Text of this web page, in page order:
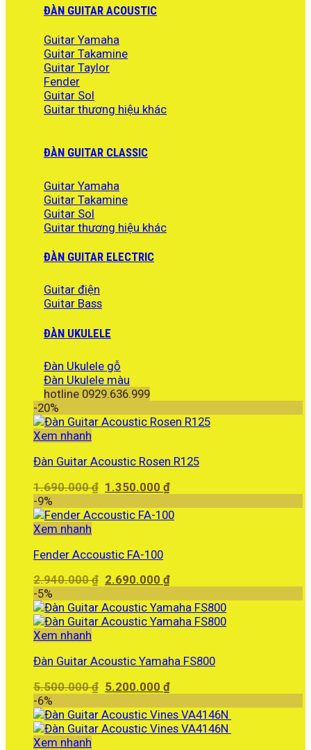
ĐÀN GUITAR ACOUSTIC
Guitar Yamaha
Guitar Takamine
Guitar Taylor
Fender
Guitar Sol
Guitar thương hiệu khác
ĐÀN GUITAR CLASSIC
Guitar Yamaha
Guitar Takamine
Guitar Sol
Guitar thương hiệu khác
ĐÀN GUITAR ELECTRIC
Guitar điện
Guitar Bass
ĐÀN UKULELE
Đàn Ukulele gỗ
Đàn Ukulele màu
hotline 0929.636.999
-20%
Xem nhanh
Đàn Guitar Acoustic Rosen R125
1.690.000₫ Giá
là:
1.350.000₫Giá
tại
-9%
Xem nhanh
Fender Accoustic FA-100
2.940.000₫ Giá
là:
2.940.000 ₫.
2.690.000₫Giá
tại
là:
-5%
Xem nhanh
Đàn Guitar Acoustic Yamaha FS800
5.500.000₫ Giá
là:
5.500.000 ₫.
5.200.000₫Giá
tại
là:
-6%
Xem nhanh